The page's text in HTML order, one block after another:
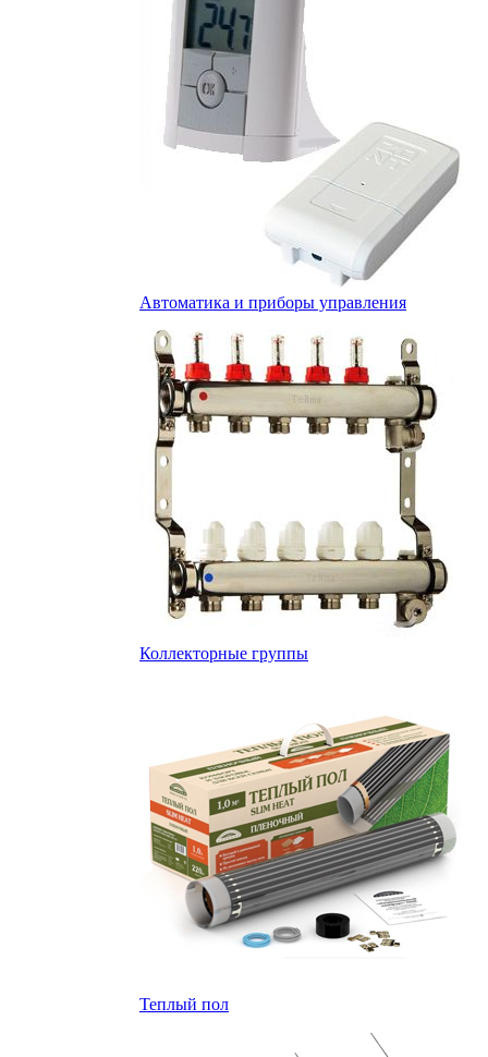
Автоматика и приборы управления
Коллекторные группы
Теплый пол